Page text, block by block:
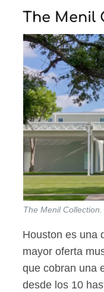
The Menil
The Menil
Houston es una
mayor oferta
que cobran una
desde los 10